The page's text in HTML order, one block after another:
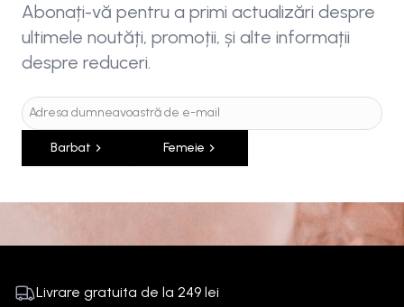
Abonați-vă pentru a primi actualizări despre
ultimele noutăți, promoții, și alte informații
despre reduceri.
Barbat Femeie
Livrare gratuita de la 249 lei